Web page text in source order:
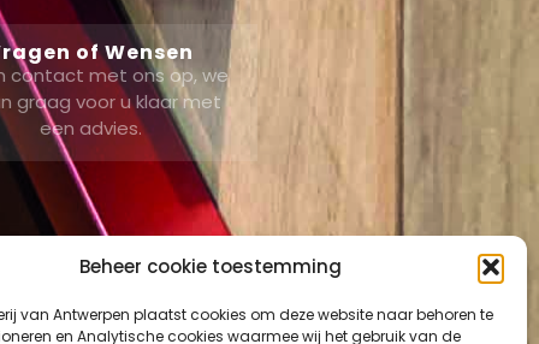
Beheer cookie toestemming
van Antwerpen plaatst cookies om deze website naar behoren te
en Analytische cookies waarmee wij het gebruik van de
of Wensen
contact met ons op, we
graag voor u klaar met
een advies.